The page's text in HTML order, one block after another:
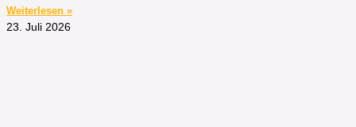
Weiterlesen »
23. Juli 2026